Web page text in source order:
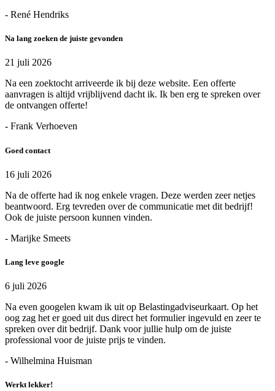
- René Hendriks
Na lang zoeken de juiste gevonden
21 juli 2026
Na een zoektocht arriveerde ik bij deze website. Een offerte
aanvragen is altijd vrijblijvend dacht ik. Ik ben erg te spreken over
de ontvangen offerte!
- Frank Verhoeven
Goed contact
16 juli 2026
Na de offerte had ik nog enkele vragen. Deze werden zeer netjes
beantwoord. Erg tevreden over de communicatie met dit bedrijf!
Ook de juiste persoon kunnen vinden.
- Marijke Smeets
Lang leve google
6 juli 2026
Na even googelen kwam ik uit op Belastingadviseurkaart. Op het
oog zag het er goed uit dus direct het formulier ingevuld en zeer te
spreken over dit bedrijf. Dank voor jullie hulp om de juiste
professional voor de juiste prijs te vinden.
- Wilhelmina Huisman
Werkt lekker!